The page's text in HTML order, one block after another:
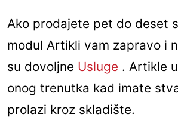
Ako prodajete pet do deset
modul Artikli vam zapravo i
su dovoljne Usluge . Artikle
onog trenutka kad imate
prolazi kroz skladište.